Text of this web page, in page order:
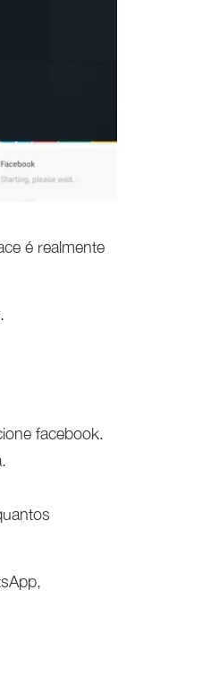
é realmente
facebook.